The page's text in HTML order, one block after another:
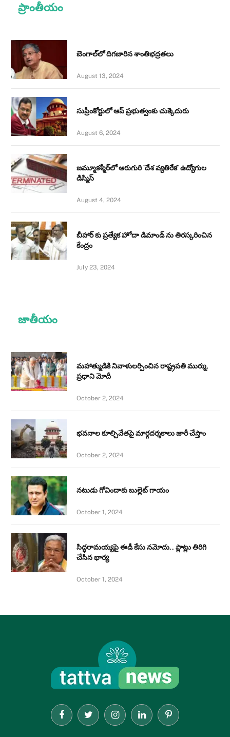
ప్రాంతీయం
బెంగాల్‌లో దిగజారిన శాంతిభద్రతలు
August 13, 2024
సుప్రీంకోర్టులో ఆప్ ప్రభుత్వంకు చుక్కెదురు
August 6, 2024
జమ్మూకశ్మీర్‌లో ఆరుగురి `దేశ వ్యతిరేక’ ఉద్యోగుల
డిస్మిస్‌
August 4, 2024
బీహార్ కు ప్రత్యేక హోదా డిమాండ్ ను తిరస్కరించిన
కేంద్రం
July 23, 2024
జాతీయం
మహాత్ముడికి నివాళులర్పించిన రాష్ట్రపతి ముర్ము,
ప్రధాని మోదీ
October 2, 2024
భవనాల కూల్చివేతపై మార్గదర్శకాలు జారీ చేస్తాం
October 2, 2024
నటుడు గోవిందాకు బుల్లెట్ గాయం
October 1, 2024
సిద్ధరామయ్యపై ఈడీ కేసు నమోదు.. ప్లాట్లు తిరిగి
చేసిన భార్య
October 1, 2024
FacebookTwitter InstagramLinkedInPinterest